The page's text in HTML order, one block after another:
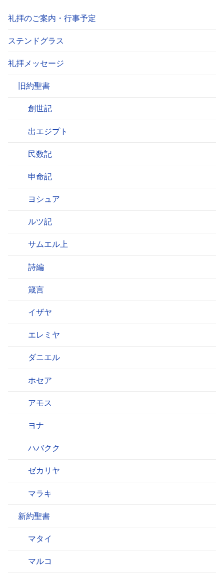
礼拝のご案内・行事予定
ステンドグラス
礼拝メッセージ
旧約聖書
創世記
出エジプト
民数記
申命記
ヨシュア
ルツ記
サムエル上
詩編
箴言
イザヤ
エレミヤ
ダニエル
ホセア
アモス
ヨナ
ハバクク
ゼカリヤ
マラキ
新約聖書
マタイ
マルコ